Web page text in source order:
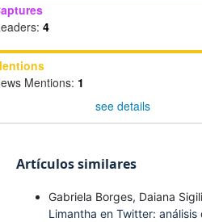
4
Mentions: 1
see details
Artículos similares
Gabriela Borges, Daiana
Limantha en Twitter: